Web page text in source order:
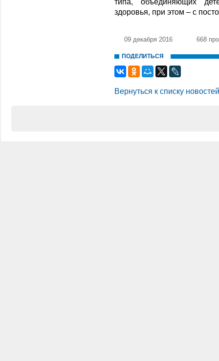
здоровья, при этом – с
09 декабря 2016 668
ПОДЕЛИТЬСЯ
Вернуться к списку новостей